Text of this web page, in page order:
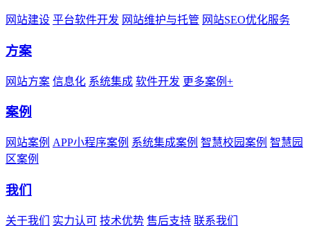
网站建设 平台软件开发 网站维护与托管 网站SEO优化服务
方案
网站方案 信息化 系统集成 软件开发 更多案例+
案例
网站案例 APP小程序案例 系统集成案例 智慧校园案例 智慧园
区案例
我们
关于我们 实力认可 技术优势 售后支持 联系我们